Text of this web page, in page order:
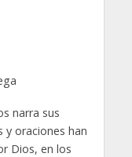
narra sus
y oraciones han
Dios, en los